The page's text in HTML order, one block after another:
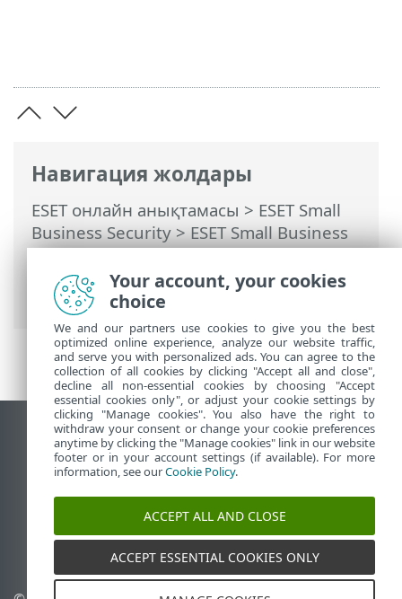
Навигация жолдары
ESET онлайн анықтамасы > ESET Small
Business Security>ESET Small Business
Security бағдарламасымен жұмыс істеу
Реттеу >Желіні қорғау > Желіге
қатынасу ақаулықтарын жою
Жұмыс үстеліндегі сайтты қарау
End of Life
ESET білім қоры
ESET форумы
ESET Status Portal
Аймақтық қолдау
Your account, your cookies
choice
We and our partners use cookies to give you the best
optimized online experience, analyze our website traffic,
and serve you with personalized ads. You can agree to the
collection of all cookies by clicking "Accept all and close",
decline all non-essential cookies by choosing "Accept
essential cookies only", or adjust your cookie settings by
clicking "Manage cookies". You also have the right to
withdraw your consent or change your cookie preferences
anytime by clicking the "Manage cookies" link in our website
footer or in your account settings (if available). For more
information, see ourCookie Policy.
ACCEPT ALL AND CLOSE
ACCEPT ESSENTIAL COOKIES ONLY